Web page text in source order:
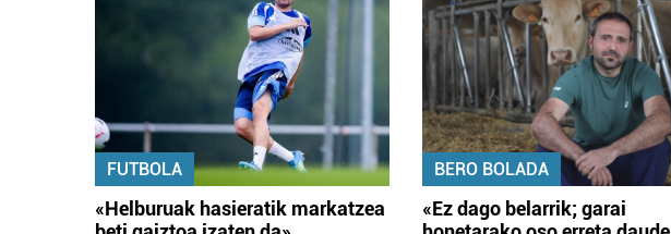
FUTBOLA
«Helburuak hasieratik markatzea
BERO BOLADA
«Ez dago belarrik; garai